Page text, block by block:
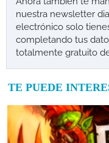
nuestra newsletter
electrónico solo
completando tus
totalmente gratuito
TE PUEDE